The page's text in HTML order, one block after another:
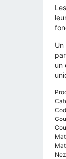
Un
un